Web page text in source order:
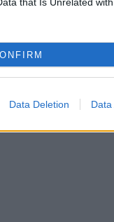
Data Deletion Data